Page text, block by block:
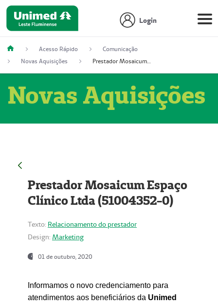
Login
Acesso Rápido
Comunicação
Novas Aquisições
Prestador Mosaicum Espaço Clínico Ltda (51004352-0)
Novas Aquisições
Prestador Mosaicum Espaço
Clínico Ltda (51004352-0)
Texto: Relacionamento do prestador
Design: Marketing
01 de outubro, 2020
Informamos o novo credenciamento para
atendimentos aos beneficiários da Unimed